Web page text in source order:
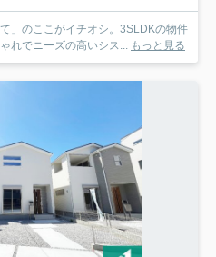
」のここがイチオシ。3SLDKの物件
れでニーズの高いシス... もっと見る